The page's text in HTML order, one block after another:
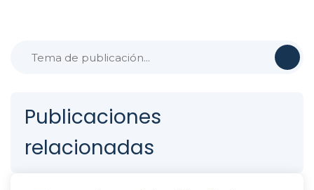
Publicaciones
relacionadas